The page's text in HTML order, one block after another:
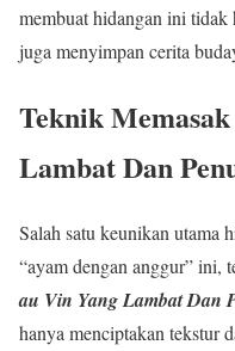
membuat hidangan ini tidak
juga menyimpan cerita
Teknik
Lambat Dan
Salah satu keunikan utama
“ayam dengan anggur” ini,
au Vin Yang Lambat Dan
hanya menciptakan tekstur